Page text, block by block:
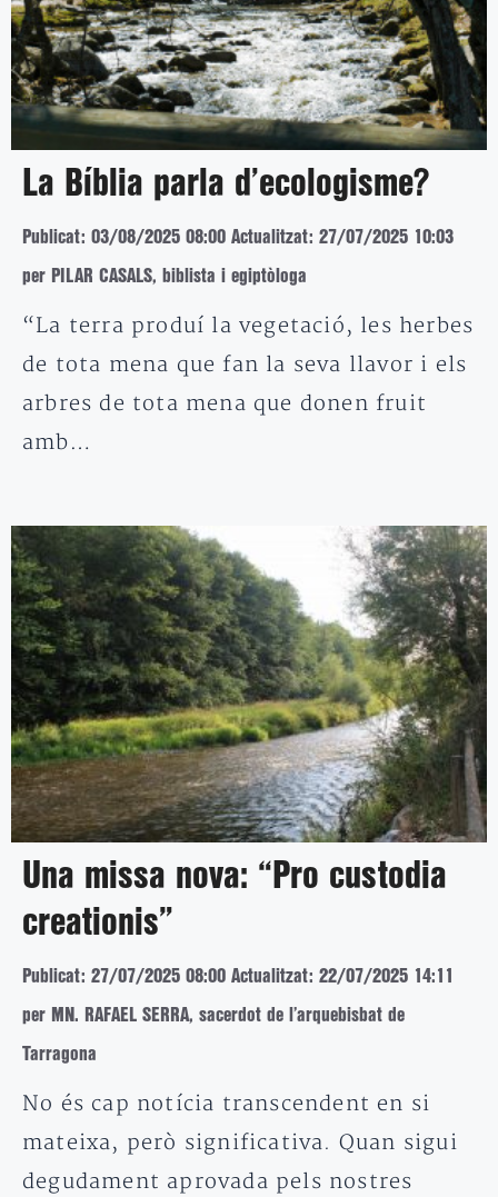
La Bíblia parla d’ecologisme?
Publicat: 03/08/2025 08:00 Actualitzat: 27/07/2025 10:03
per PILAR CASALS, biblista i egiptòloga
“La terra produí la vegetació, les herbes
de tota mena que fan la seva llavor i els
arbres de tota mena que donen fruit
amb…
Una missa nova: “Pro custodia
creationis”
Publicat: 27/07/2025 08:00 Actualitzat: 22/07/2025 14:11
per MN. RAFAEL SERRA, sacerdot de l’arquebisbat de
Tarragona
No és cap notícia transcendent en si
mateixa, però significativa. Quan sigui
degudament aprovada pels nostres